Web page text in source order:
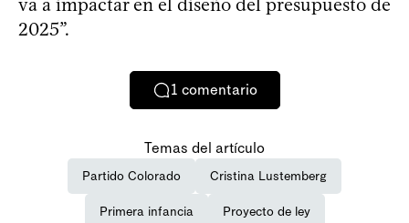
2025”.
1 comentario
Temas del artículo
Partido Colorado Cristina Lustemberg
Primera infancia Proyecto de ley